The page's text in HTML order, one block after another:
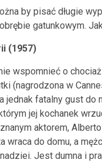
by pisać długie
gatunkowym.
(1957)
wspomnieć o
(nagrodzona w
jednak fatalny gust do
jej kochanek
aktorem,
wraca do domu, a
Jest dumna i